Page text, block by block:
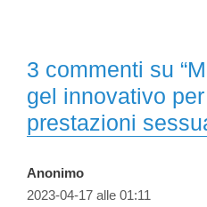
3 commenti su
gel innovativo
prestazioni
Anonimo
2023-04-17 alle 01:11